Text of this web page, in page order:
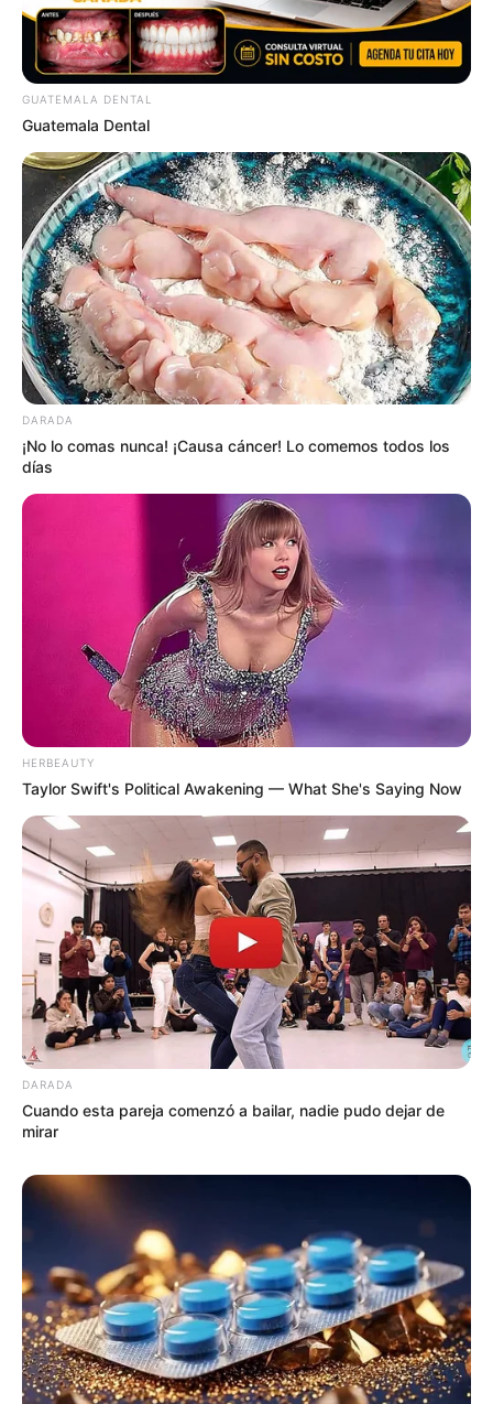
GUATEMALA DENTAL
Guatemala Dental
DARADA
¡No lo comas nunca! ¡Causa cáncer! Lo comemos todos los
días
HERBEAUTY
Taylor Swift's Political Awakening — What She's Saying Now
DARADA
Cuando esta pareja comenzó a bailar, nadie pudo dejar de
mirar